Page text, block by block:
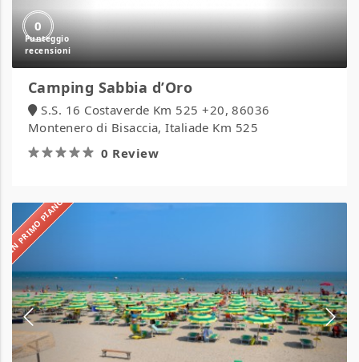
0
Camping Sabbia d’Oro
S.S. 16 Costaverde Km 525 +20, 86036
Montenero di Bisaccia, Italiade Km 525
0 Review
IN PRIMO PIANO